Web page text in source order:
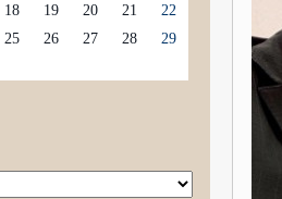
18 19 20 21
22
25 26 27 28
29